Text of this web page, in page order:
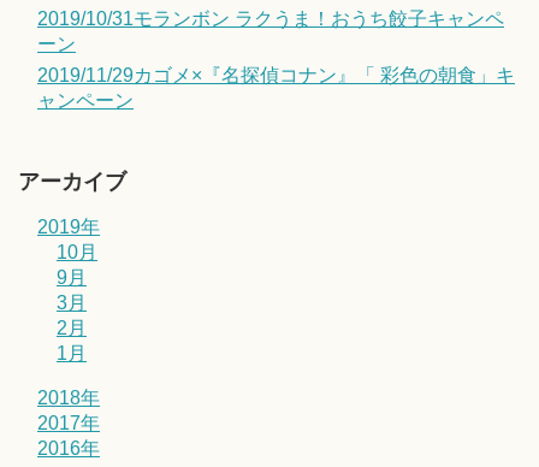
2019/10/31モランボン ラクうま！おうち餃子キャンペ
ーン
2019/11/29カゴメ×『名探偵コナン』「 彩色の朝食」キ
ャンペーン
アーカイブ
2019年
10月
9月
3月
2月
1月
2018年
2017年
2016年